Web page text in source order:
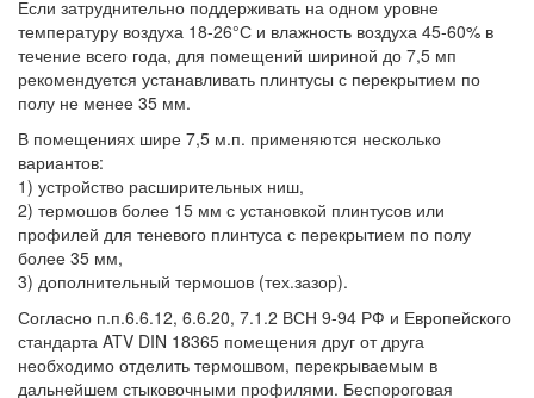
Если затруднительно поддерживать на одном уровне
температуру воздуха 18-26°С и влажность воздуха 45-60% в
течение всего года, для помещений шириной до 7,5 мп
рекомендуется устанавливать плинтусы с перекрытием по
полу не менее 35 мм.
В помещениях шире 7,5 м.п. применяются несколько
вариантов:
1) устройство расширительных ниш,
2) термошов более 15 мм с установкой плинтусов или
профилей для теневого плинтуса с перекрытием по полу
более 35 мм,
3) дополнительный термошов (тех.зазор).
Согласно п.п.6.6.12, 6.6.20, 7.1.2 ВСН 9-94 РФ и Европейского
стандарта ATV DIN 18365 помещения друг от друга
необходимо отделить термошвом, перекрываемым в
дальнейшем стыковочными профилями. Беспороговая